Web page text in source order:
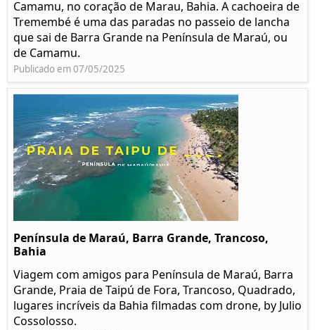
Camamu, no coração de Marau, Bahia. A cachoeira de
Tremembé é uma das paradas no passeio de lancha
que sai de Barra Grande na Península de Maraú, ou
de Camamu.
Publicado em 07/05/2025
Península de Maraú, Barra Grande, Trancoso,
Bahia
Viagem com amigos para Península de Maraú, Barra
Grande, Praia de Taipú de Fora, Trancoso, Quadrado,
lugares incríveis da Bahia filmadas com drone, by Julio
Cossolosso.